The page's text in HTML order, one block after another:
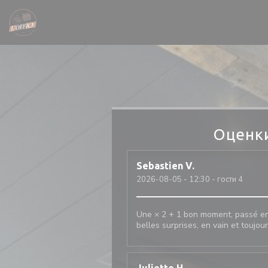
Панель управления cookies
Sebastien V
2026-08-05 - 12:30 - гости 4
Une × 2 + 1 bon moment, passé
belles surprises, en vain et